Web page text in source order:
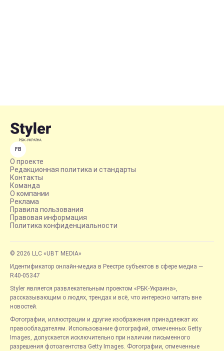
FB
О проекте
Редакционная политика и стандарты
Контакты
Команда
О компании
Реклама
Правила пользования
Правовая информация
Политика конфиденциальности
© 2026 LLC «UBT MEDIA»
Идентификатор онлайн-медиа в Реестре субъектов в сфере медиа —
R40-05347
Styler является развлекательным проектом «РБК-Украина»,
рассказывающим о людях, трендах и всё, что интересно читать вне
новостей.
Фотографии, иллюстрации и другие изображения принадлежат их
правообладателям. Использование фотографий, отмеченных Getty
Images, допускается исключительно при наличии письменного
разрешения фотоагентства Getty Images. Фотографии, отмеченные